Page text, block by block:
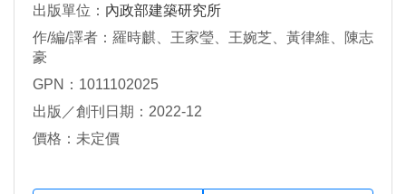
出版單位： 內政部建築研究所
作/編/譯者：羅時麒、王家瑩、王婉芝、黃律維、陳志
豪
GPN：1011102025
出版／創刊日期：2022-12
價格：未定價